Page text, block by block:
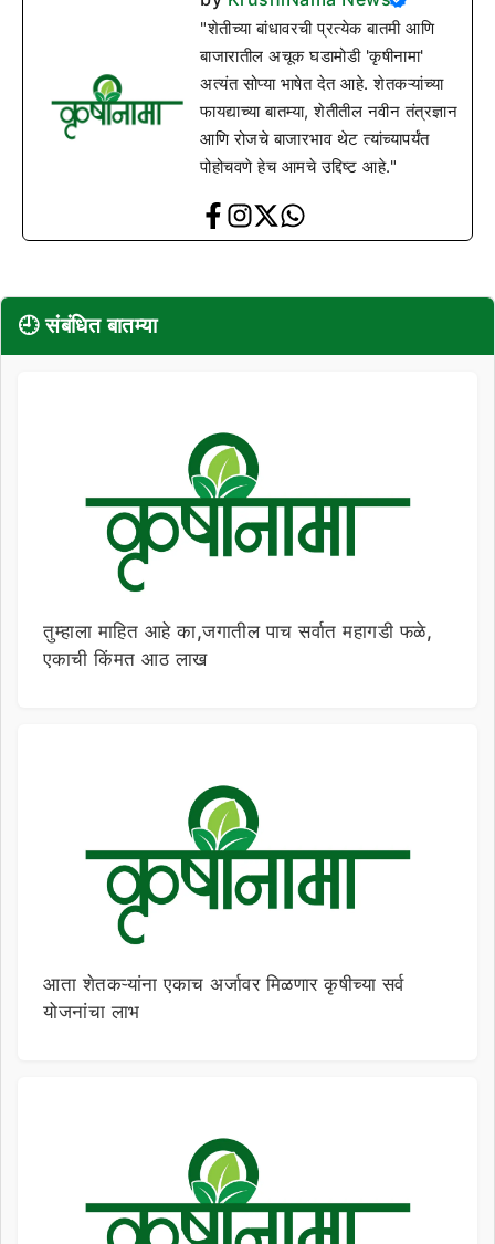
"शेतीच्या बांधावरची प्रत्येक बातमी आणि
बाजारातील अचूक घडामोडी 'कृषीनामा'
अत्यंत सोप्या भाषेत देत आहे. शेतकऱ्यांच्या
फायद्याच्या बातम्या, शेतीतील नवीन तंत्रज्ञान
आणि रोजचे बाजारभाव थेट त्यांच्यापर्यंत
पोहोचवणे हेच आमचे उद्दिष्ट आहे."
🕘 संबंधित बातम्या
तुम्हाला माहित आहे का,जगातील पाच सर्वात महागडी फळे,
एकाची किंमत आठ लाख
आता शेतकऱ्यांना एकाच अर्जावर मिळणार कृषीच्या सर्व
योजनांचा लाभ